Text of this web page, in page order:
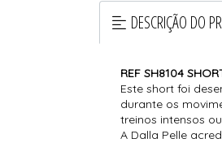
DESCRIÇÃO DO
REF SH8104
Este short foi
durante os
treinos intensos
A Dalla Pelle